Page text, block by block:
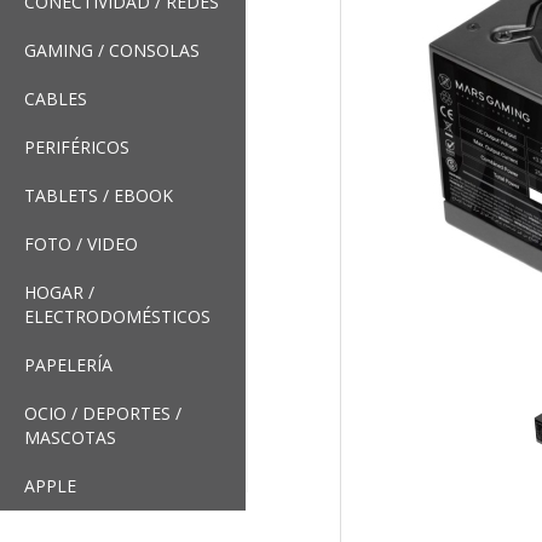
GAMING / CONSOLAS
CABLES
PERIFÉRICOS
TABLETS / EBOOK
FOTO / VIDEO
HOGAR /
ELECTRODOMÉSTICOS
PAPELERÍA
OCIO / DEPORTES /
MASCOTAS
APPLE